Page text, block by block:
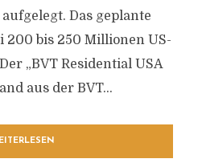
Das geplante
200 bis 250 Millionen US-
„BVT Residential USA
aus der BVT...